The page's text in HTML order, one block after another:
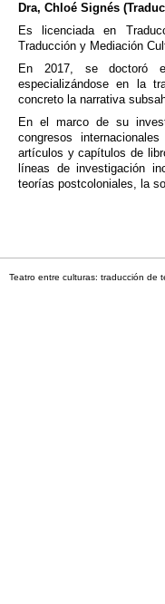
Dra, Chloé Signés
Es licenciada en
Traducción y Mediación
En 2017, se doctoró
especializándose en la
concreto la narrativa
En el marco de su
congresos
artículos y capítulos de
líneas de investigación
teorías postcoloniales, la
Teatro entre culturas: traducción de